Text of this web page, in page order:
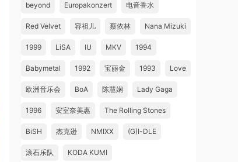
beyond Europakonzert 电音香水
Red Velvet 容祖儿 蔡依林 Nana Mizuki
1999 LiSA IU MKV 1994
Babymetal 1992 宝丽金 1993 Love
欧洲音乐会 BoA 陈慧娴 Lady Gaga
1996 安室奈美惠 The Rolling Stones
BiSH 杰克逊 NMIXX (G)I-DLE
滚石乐队 KODA KUMI